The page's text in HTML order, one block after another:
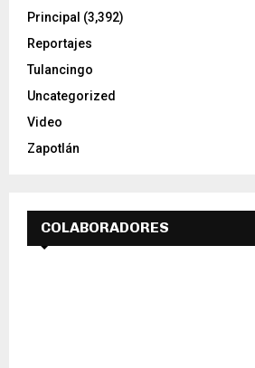
Principal (3,392)
Reportajes
Tulancingo
Uncategorized
Video
Zapotlán
COLABORADORES